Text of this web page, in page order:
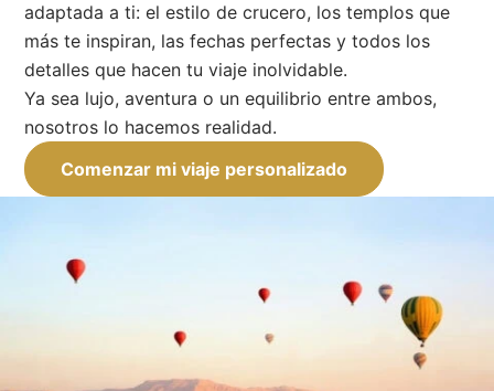
adaptada a ti: el estilo de crucero, los templos que
más te inspiran, las fechas perfectas y todos los
detalles que hacen tu viaje inolvidable.
Ya sea lujo, aventura o un equilibrio entre ambos,
nosotros lo hacemos realidad.
Comenzar mi viaje personalizado